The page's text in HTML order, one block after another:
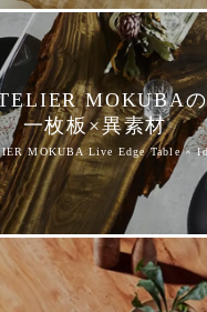
MOKUBAの
一枚板×異素材